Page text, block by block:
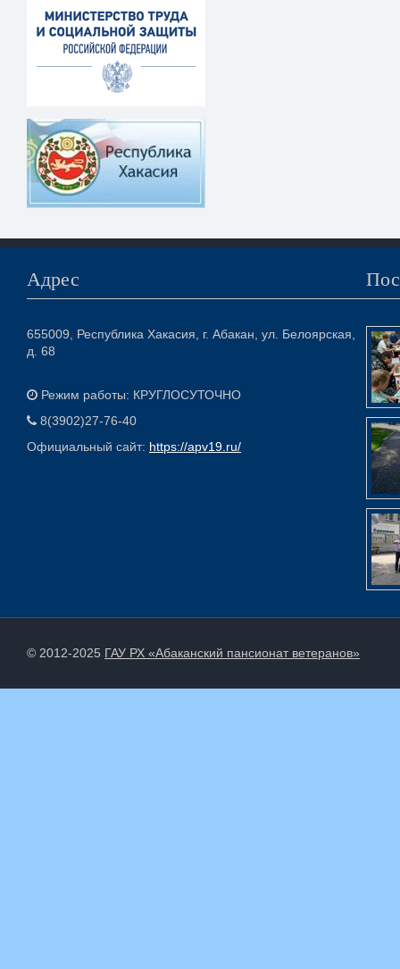
Адрес
655009, Республика Хакасия, г. Абакан, ул. Белоярская,
д. 68
Режим работы: КРУГЛОСУТОЧНО
8(3902)27-76-40
Официальный сайт: https://apv19.ru/
© 2012-2025 ГАУ РХ «Абаканский пансионат ветеранов»